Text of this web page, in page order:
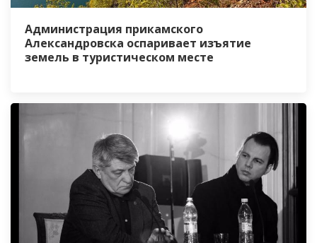
Администрация прикамского
Александровска оспаривает изъятие
земель в туристическом месте